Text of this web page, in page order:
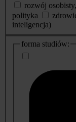
rozwój
polityka
inteligencja)
dodatkowe
informacje
forma studiów: